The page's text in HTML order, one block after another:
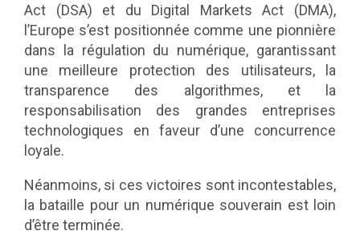
Act (DSA) et du Digital Markets Act (DMA),
l’Europe s’est positionnée comme une pionnière
dans la régulation du numérique, garantissant
une meilleure protection des utilisateurs, la
transparence des algorithmes, et la
responsabilisation des grandes entreprises
technologiques en faveur d’une concurrence
loyale.
Néanmoins, si ces victoires sont incontestables,
la bataille pour un numérique souverain est loin
d’être terminée.